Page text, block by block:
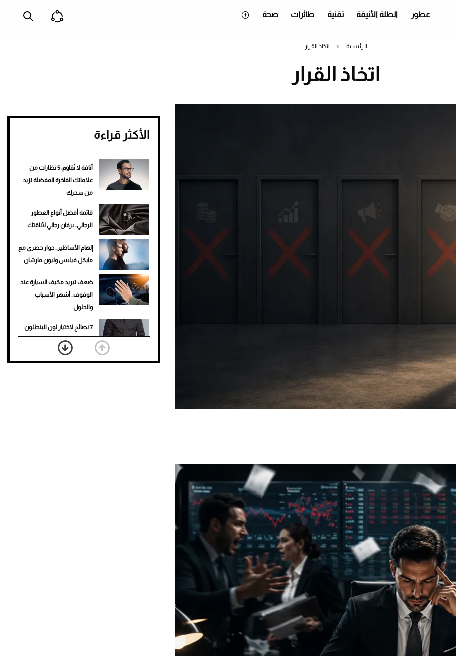
عطور الطلة الأنيقة تقنية طائرات صحة
الرئيسية اتخاذ القرار
اتخاذ القرار
الأكثر قراءة
أناقة لا تُقاوم: 5 نظارات من
علاماتك الفاخرة المفضلة تزيد
من سحرك
قائمة أفضل أنواع العطور
الرجالي.. برفان رجالي لأناقتك
إلهام الأساطير.. حوار حصري مع
مايكل فيلبس وليون مارشان
ضعف تبريد مكيف السيارة عند
الوقوف.. أشهر الأسباب
والحلول
7 نصائح لاختيار لون البنطلون
المناسب للقميص الأسود
نرى المستقبل من خلال